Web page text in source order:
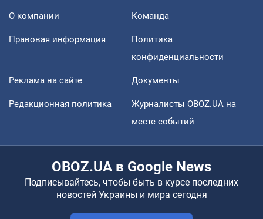
О компании Команда
Правовая информация
Политика
конфиденциальности
Реклама на сайте Документы
Редакционная политика
Журналисты OBOZ.UA на
месте событий
OBOZ.UA в Google News
Подписывайтесь, чтобы быть в курсе последних
новостей Украины и мира сегодня